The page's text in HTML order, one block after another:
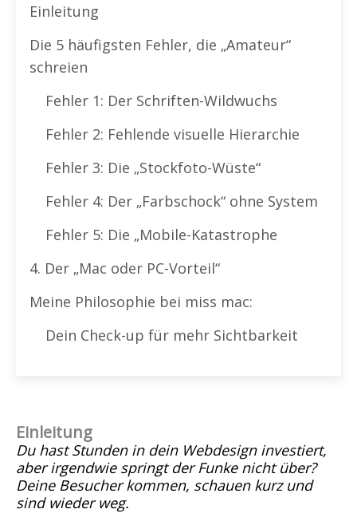
Einleitung
Die 5 häufigsten Fehler, die „Amateur“
schreien
Fehler 1: Der Schriften-Wildwuchs
Fehler 2: Fehlende visuelle Hierarchie
Fehler 3: Die „Stockfoto-Wüste“
Fehler 4: Der „Farbschock“ ohne System
Fehler 5: Die „Mobile-Katastrophe
4. Der „Mac oder PC-Vorteil“
Meine Philosophie bei miss mac:
Dein Check-up für mehr Sichtbarkeit
Einleitung
Du hast Stunden in dein Webdesign investiert,
aber irgendwie springt der Funke nicht über?
Deine Besucher kommen, schauen kurz und
sind wieder weg.